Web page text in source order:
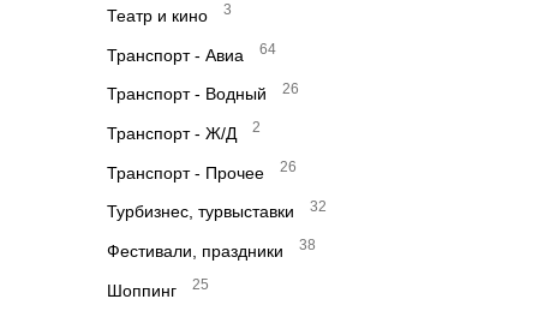
Театр и кино 3
Транспорт - Авиа 64
Транспорт - Водный 26
Транспорт - Ж/Д 2
Транспорт - Прочее 26
Турбизнес, турвыставки 32
Фестивали, праздники 38
Шоппинг 25